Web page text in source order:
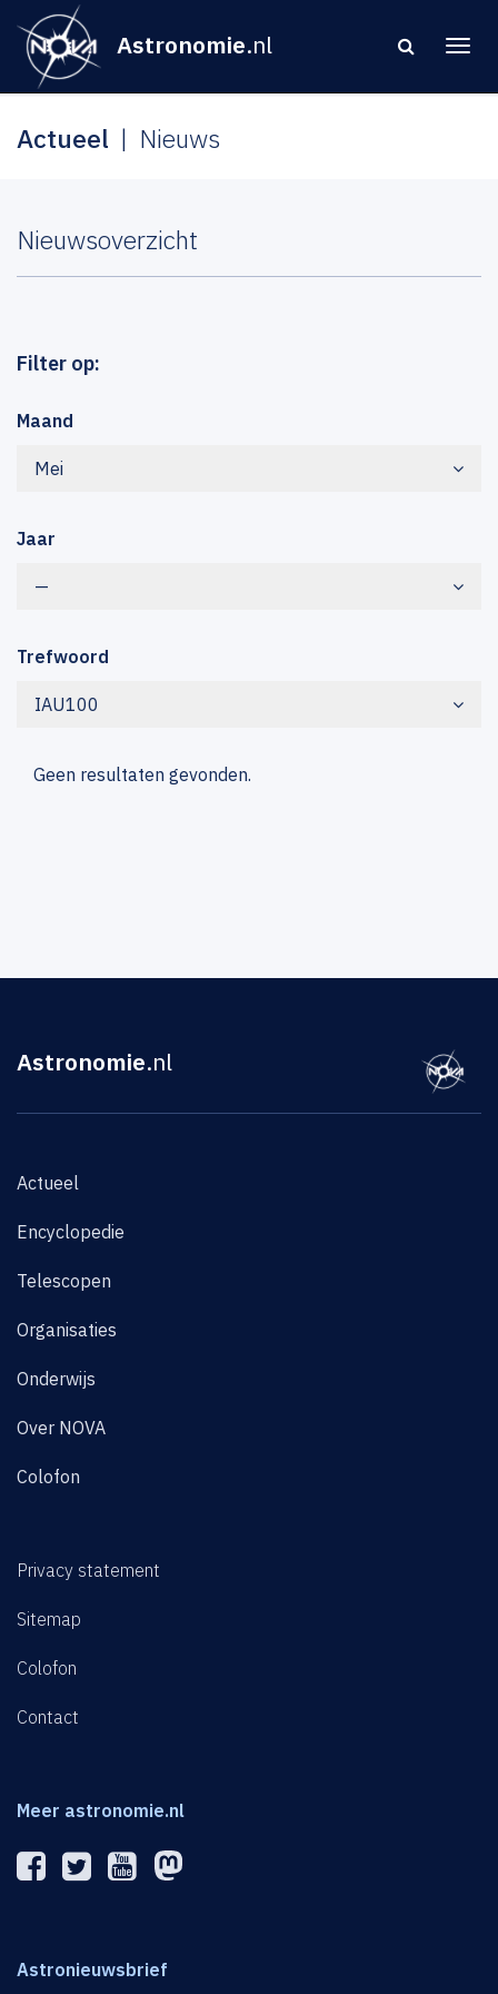
Astronomie.nl
Actueel Nieuws
Nieuwsoverzicht
Filter op:
Maand
Mei
Jaar
—
Trefwoord
IAU100
Geen resultaten gevonden.
Astronomie.nl
Actueel
Encyclopedie
Telescopen
Organisaties
Onderwijs
Over NOVA
Colofon
Privacy statement
Sitemap
Colofon
Contact
Meer astronomie.nl
Astronieuwsbrief